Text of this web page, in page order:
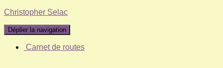
Christopher Selac
Déplier la navigation
Carnet de routes